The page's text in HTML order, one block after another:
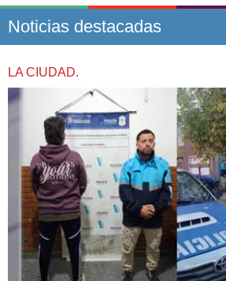
Noticias destacadas
LA CIUDAD.